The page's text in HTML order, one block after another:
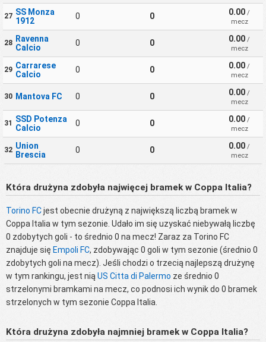
27 SS Monza
1912
0 0 0.00 /
mecz
28 Ravenna
Calcio
0 0 0.00 /
mecz
29 Carrarese
Calcio
0 0 0.00 /
mecz
30 Mantova FC 0 0 0.00 /
mecz
31
SSD Potenza
Calcio
0 0 0.00 /
mecz
32 Union
Brescia
0 0 0.00 /
mecz
Która drużyna zdobyła najwięcej bramek w Coppa Italia?
Torino FCjest obecnie drużyną z największą liczbą bramek w
Coppa Italia w tym sezonie. Udało im się uzyskać niebywałą liczbę
0 zdobytych goli - to średnio 0 na mecz! Zaraz za Torino FC
znajduje się Empoli FC, zdobywając 0 goli w tym sezonie (średnio 0
zdobytych goli na mecz). Jeśli chodzi o trzecią najlepszą drużynę
w tym rankingu, jest nią US Citta di Palermo ze średnio 0
strzelonymi bramkami na mecz, co podnosi ich wynik do 0 bramek
strzelonych w tym sezonie Coppa Italia.
Która drużyna zdobyła najmniej bramek w Coppa Italia?